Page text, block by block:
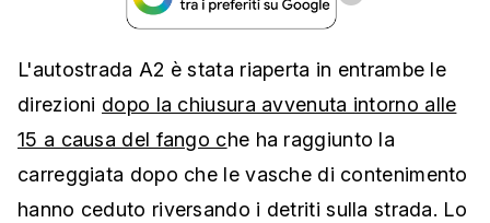
L'autostrada A2 è stata riaperta in entrambe le
direzioni dopo la chiusura avvenuta intorno alle
15 a causa del fango che ha raggiunto la
carreggiata dopo che le vasche di contenimento
hanno ceduto riversando i detriti sulla strada. Lo